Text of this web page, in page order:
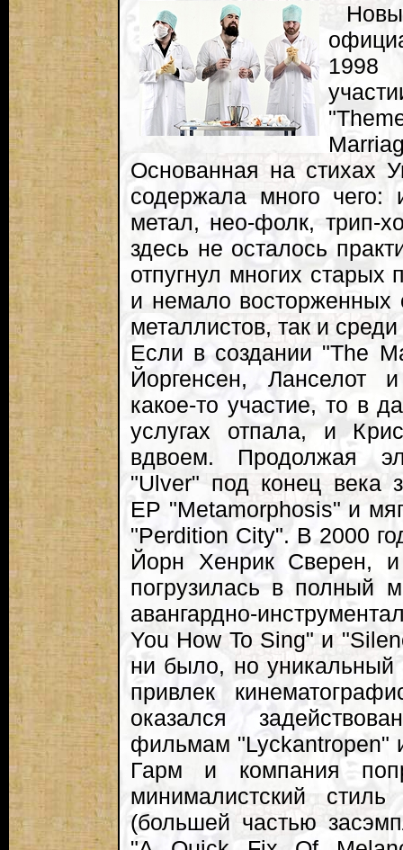
1998
Основанная на стихах
содержала много чего:
метал, нео-фолк, трип-
здесь не осталось
отпугнул многих старых
и немало восторженных
металлистов, так и
Если в создании "The
Йоргенсен,
какое-то участие, то в
услугах отпала, и
вдвоем. Продолжая
"Ulver" под конец века
EP "Metamorphosis" и
"Perdition City". В 2000
Йорн Хенрик Сверен,
погрузилась в полный
авангардно-
You How To Sing" и
ни было, но
привлек
оказался
фильмам "Lyckantropen"
Гарм и компания
минималистский
(большей частью